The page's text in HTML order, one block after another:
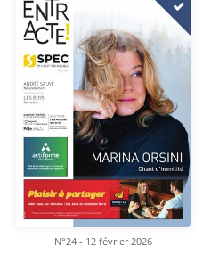
N°24 - 12 février 2026